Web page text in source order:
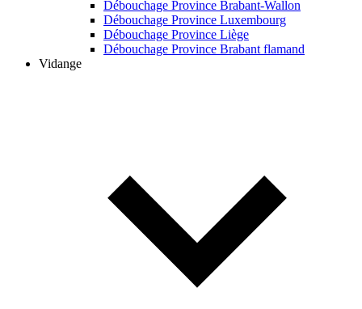
Débouchage Province Brabant-Wallon
Débouchage Province Luxembourg
Débouchage Province Liège
Débouchage Province Brabant flamand
Vidange